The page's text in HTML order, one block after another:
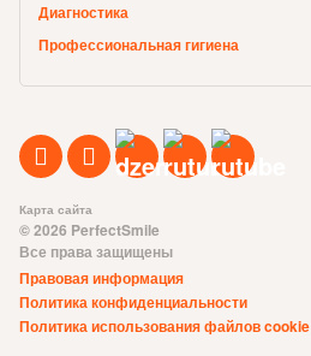
Диагностика
Профессиональная гигиена
Карта сайта
© 2026 PerfectSmile
Все права защищены
Правовая информация
Политика конфиденциальности
Политика использования файлов cookie